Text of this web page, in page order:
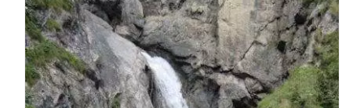
sucht
„
des